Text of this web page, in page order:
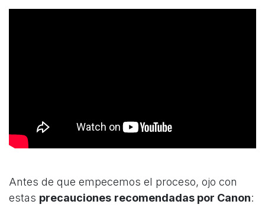
Antes de que empecemos el proceso, ojo con
estas precauciones recomendadas por Canon: